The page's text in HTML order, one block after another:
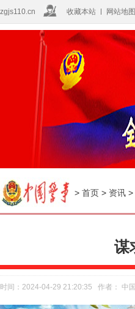
zgjs110.cn 收藏本站 网站地图
> 首页 > 资讯 >
谋
时间： 2024-04-29 21:20:35 作者： 中